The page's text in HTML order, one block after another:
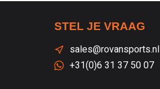
STEL JE VRAAG
sales@rovansports.nl
+31(0)6 31 37 50 07